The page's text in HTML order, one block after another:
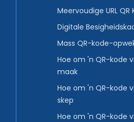
Meervoudige URL QR
Digitale
Mass QR-kode-
Hoe om 'n QR-kode
maak
Hoe om 'n QR-kode
skep
Hoe om 'n QR-kode